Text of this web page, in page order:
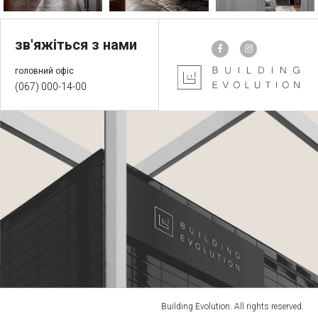
зв'яжіться з нами
головний офіс
(067) 000-14-00
Building Evolution. All rights reserved.